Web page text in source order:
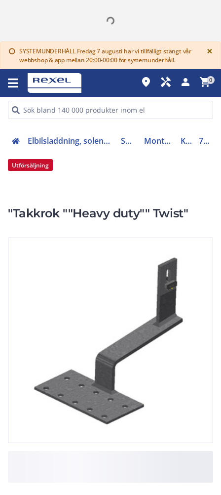
info SYSTEMUNDERHÅLL Fredag 7 augusti har vi tillfälligt stängt vår
webbshop & app mellan 20:00-00:00 för systemunderhåll.
×
place handyman person shopping_cart0
Elbilsladdning, solenergi och energilager (27) Solenergi Montagesystem Krokar 747839
Utförsäljning
"Takkrok ""Heavy duty"" Twist"